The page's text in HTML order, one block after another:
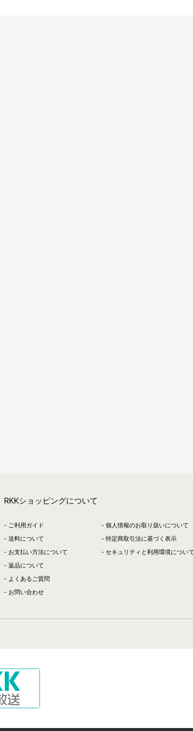
RKKショッピングについて
ご利用ガイド
送料について
お支払い方法について
返品について
よくあるご質問
お問い合わせ
個人情報のお取り扱いについて
特定商取引法に基づく表示
セキュリティと利用環境につい